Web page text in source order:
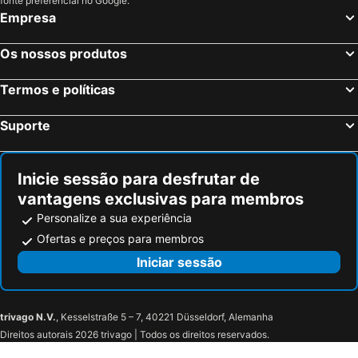
Collection O Langkawi Near Pantai Cenang formerly Tokman Inn
Found Mansion Langkawi
D'Lima Beach Inn
Favehotel Cenang Beach Langkawi
Hotel Grand Continental Langkawi
Motel Tanjung Puteri
HIG Hotel
The Andaman, a Luxury Collection Resort, Langkawi
Motel Seri Mutiara
A Coral Reefs Resort Langkawi by Manhattan Group
Empresa
Os nossos produtos
Termos e políticas
Suporte
Inicie sessão para desfrutar de
vantagens exclusivas para membros
Personalize a sua experiência
Ofertas e preços para membros
Iniciar sessão
trivago N.V., Kesselstraße 5 – 7, 40221 Düsseldorf, Alemanha
Direitos autorais 2026 trivago | Todos os direitos reservados.